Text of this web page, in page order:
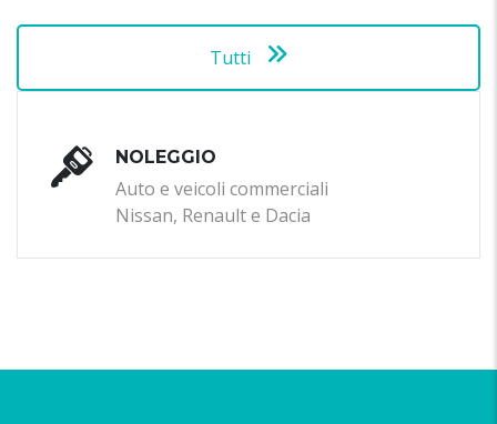
Tutti
NOLEGGIO
Auto e veicoli commerciali
Nissan, Renault e Dacia